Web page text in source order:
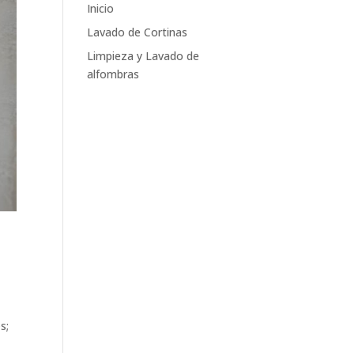
Inicio
Lavado de Cortinas
Limpieza y Lavado de
alfombras